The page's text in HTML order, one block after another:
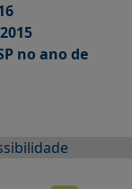
no ano de